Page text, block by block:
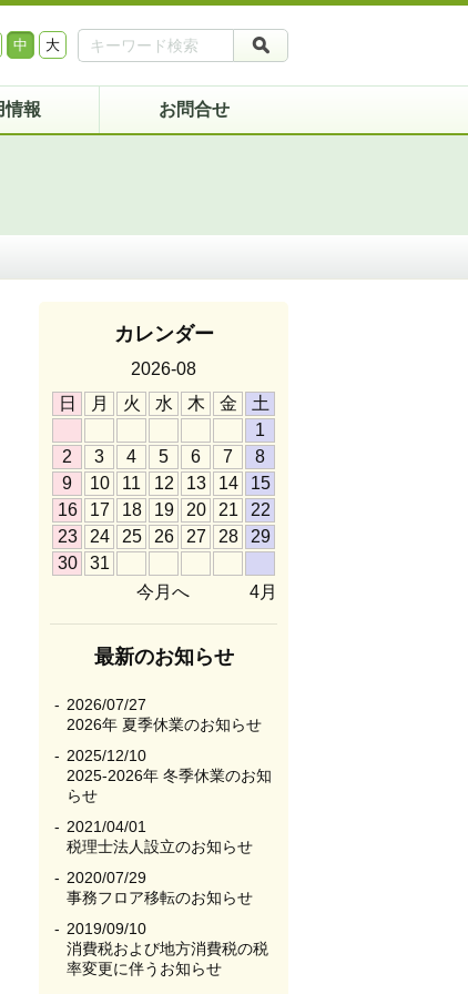
中 大
情報 お問合せ
カレンダー
2026-08
日
月 火 水 木 金
土
1
2
3 4 5 6 7
8
9
10 11 12 13 14
15
16
17 18 19 20 21
22
23
24 25 26 27 28
29
30
31
今月へ
4月
最新のお知らせ
2026/07/27
2026年 夏季休業のお知らせ
2025/12/10
2025-2026年 冬季休業のお知
らせ
2021/04/01
税理士法人設立のお知らせ
2020/07/29
事務フロア移転のお知らせ
2019/09/10
消費税および地方消費税の税
率変更に伴うお知らせ